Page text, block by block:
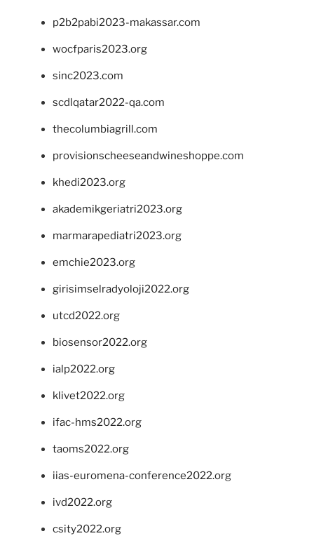
p2b2pabi2023-makassar.com
wocfparis2023.org
sinc2023.com
scdlqatar2022-qa.com
thecolumbiagrill.com
provisionscheeseandwineshoppe.com
khedi2023.org
akademikgeriatri2023.org
marmarapediatri2023.org
emchie2023.org
girisimselradyoloji2022.org
utcd2022.org
biosensor2022.org
ialp2022.org
klivet2022.org
ifac-hms2022.org
taoms2022.org
iias-euromena-conference2022.org
ivd2022.org
csity2022.org